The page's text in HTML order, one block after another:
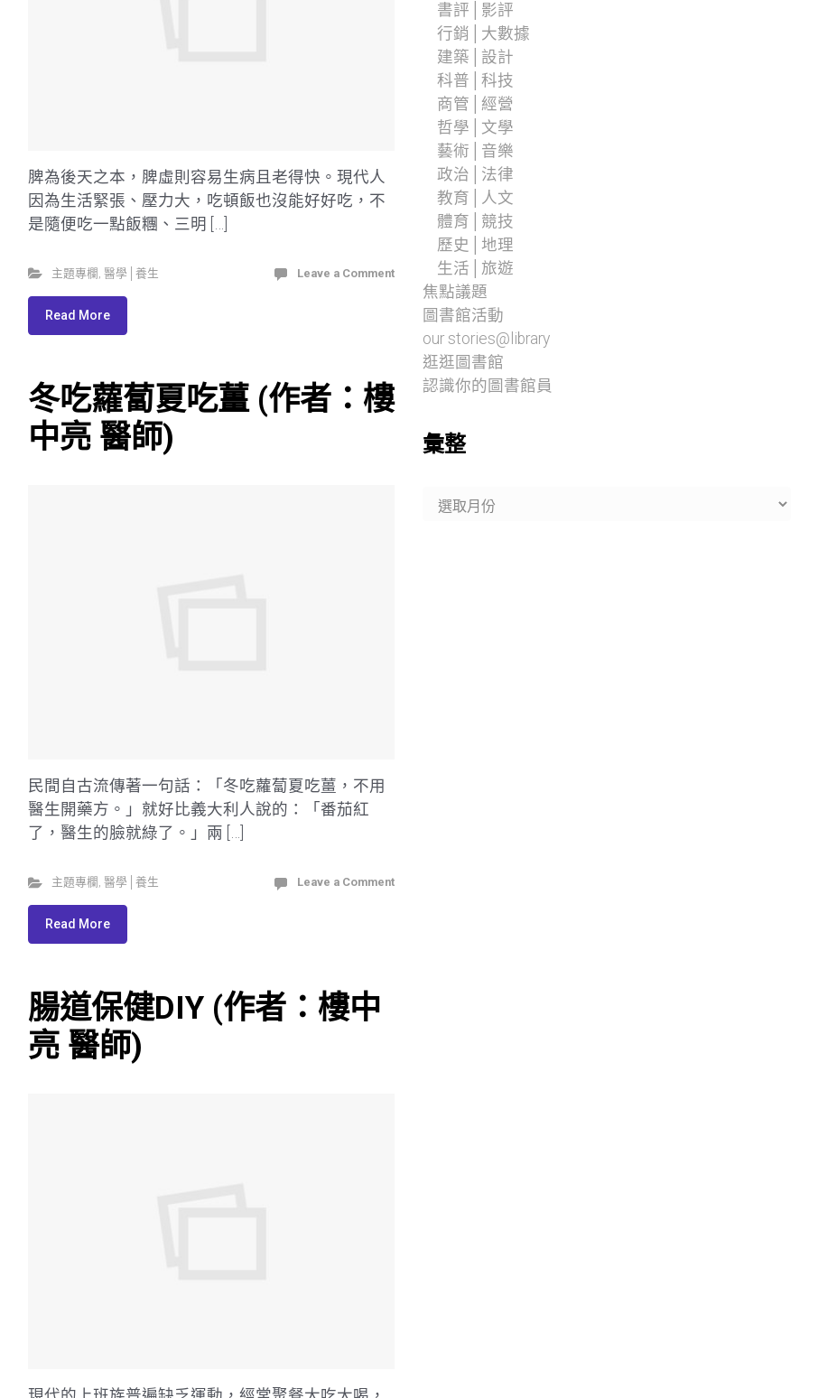
脾為後天之本，脾虛則容易生病且老得快。現代人
因為生活緊張、壓力大，吃頓飯也沒能好好吃，不
是隨便吃一點飯糰、三明 […]
主題專欄 醫學│養生 Leave a Comment
Read More
冬吃蘿蔔夏吃薑 (作者：樓
中亮 醫師)
民間自古流傳著一句話：「冬吃蘿蔔夏吃薑，不用
醫生開藥方。」就好比義大利人說的：「番茄紅
了，醫生的臉就綠了。」兩 […]
主題專欄 , 醫學│養生 Leave a Comment
Read More
腸道保健DIY (作者：樓中
亮 醫師)
書評│影評
行銷│大數據
建築│設計
科普│科技
商管│經營
哲學│文學
藝術│音樂
政治│法律
教育│人文
體育│競技
歷史│地理
生活│旅遊
焦點議題
圖書館活動
our stories@library
逛逛圖書館
認識你的圖書館員
彙整